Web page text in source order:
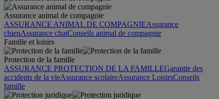
Assurance animal de compagnie
ASSURANCE ANIMAL DE COMPAGNIEAssurance
chienAssurance chatConseils animal de compagnie
Famille et loisirs
Protection de la famille
ASSURANCE PROTECTION DE LA FAMILLEGarantie des
accidents de la vieAssurance scolaireAssurance LoisirsConseils
famille